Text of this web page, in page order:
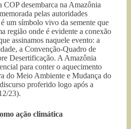
COP desembarca na Amazônia
pelas autoridades
um símbolo vivo da semente que
região onde é evidente a conexão
assinamos naquele evento: a
a Convenção-Quadro de
Desertificação. A Amazônia
para conter o aquecimento
do Meio Ambiente e Mudança do
proferido logo após a
23).
ação climática